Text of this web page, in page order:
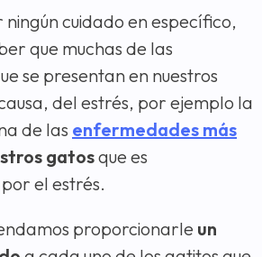
cuidado en específico,
que muchas de las
se presentan en nuestros
del estrés, por ejemplo la
de las enfermedades más
gatosque es
el estrés.
proporcionarle un